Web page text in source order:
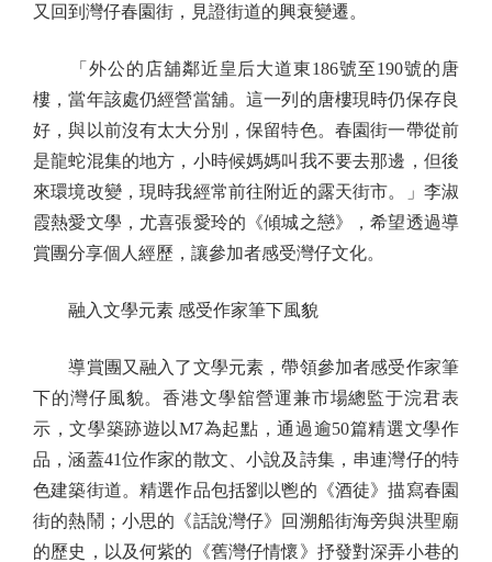
又回到灣仔春園街，見證街道的興衰變遷。
「外公的店舖鄰近皇后大道東186號至190號的唐
樓，當年該處仍經營當舖。這一列的唐樓現時仍保存良
好，與以前沒有太大分別，保留特色。春園街一帶從前
是龍蛇混集的地方，小時候媽媽叫我不要去那邊，但後
來環境改變，現時我經常前往附近的露天街市。」李淑
霞熱愛文學，尤喜張愛玲的《傾城之戀》，希望透過導
賞團分享個人經歷，讓參加者感受灣仔文化。
融入文學元素 感受作家筆下風貌
導賞團又融入了文學元素，帶領參加者感受作家筆
下的灣仔風貌。香港文學舘營運兼市場總監于浣君表
示，文學築跡遊以M7為起點，通過逾50篇精選文學作
品，涵蓋41位作家的散文、小說及詩集，串連灣仔的特
色建築街道。精選作品包括劉以鬯的《酒徒》描寫春園
街的熱鬧；小思的《話說灣仔》回溯船街海旁與洪聖廟
的歷史，以及何紫的《舊灣仔情懷》抒發對深弄小巷的